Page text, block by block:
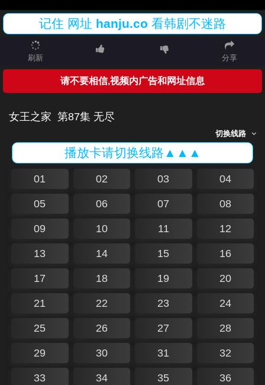
记住 网址 hanju.co 看韩剧不迷路
刷新 分享
请不要相信,视频内广告和网址信息
女王之家 第87集 无尽
切换线路
播放卡请切换线路▲▲▲
01 02 03 04
05 06 07 08
09 10 11 12
13 14 15 16
17 18 19 20
21 22 23 24
25 26 27 28
29 30 31 32
33 34 35 36